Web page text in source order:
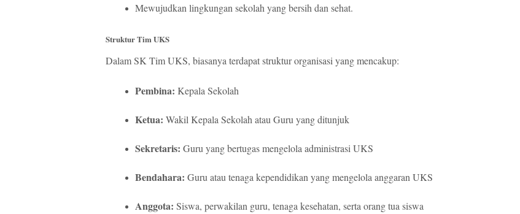
Mewujudkan lingkungan sekolah yang bersih dan sehat.
Struktur Tim UKS
Dalam SK Tim UKS, biasanya terdapat struktur organisasi yang mencakup:
Pembina: Kepala Sekolah
Ketua: Wakil Kepala Sekolah atau Guru yang ditunjuk
Sekretaris: Guru yang bertugas mengelola administrasi UKS
Bendahara: Guru atau tenaga kependidikan yang mengelola anggaran UKS
Anggota: Siswa, perwakilan guru, tenaga kesehatan, serta orang tua siswa